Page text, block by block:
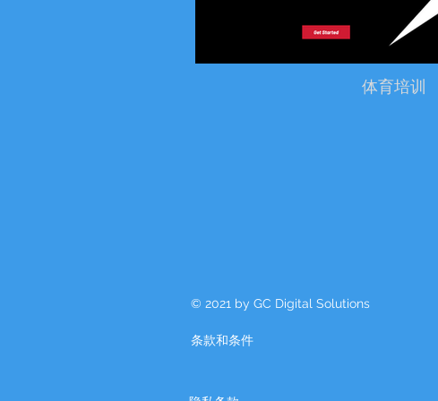
体育培训
© 2021 by GC Digital Solutions
条款和条件